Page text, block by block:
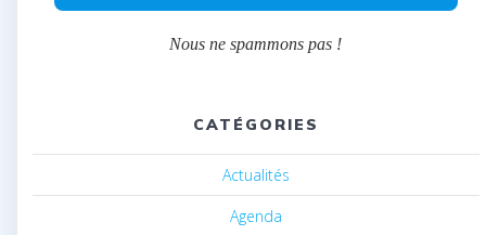
Nous ne spammons pas !
CATÉGORIES
Actualités
Agenda